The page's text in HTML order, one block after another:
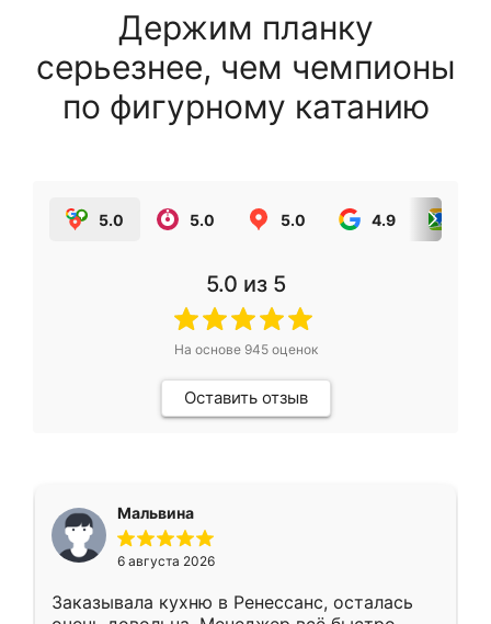
Держим планку
серьезнее, чем чемпионы
по фигурному катанию
5.0 5.0 5.0 4.9
5.0 из 5
На основе 945оценок
Оставить отзыв
Мальвина
6 августа 2026
Заказывала кухню в Ренессанс, осталась